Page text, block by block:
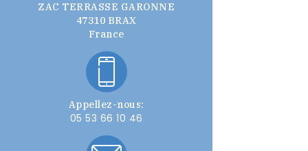
ZAC TERRASSE GARONNE
47310 BRAX
France
Appellez-nous:
05 53 66 10 46